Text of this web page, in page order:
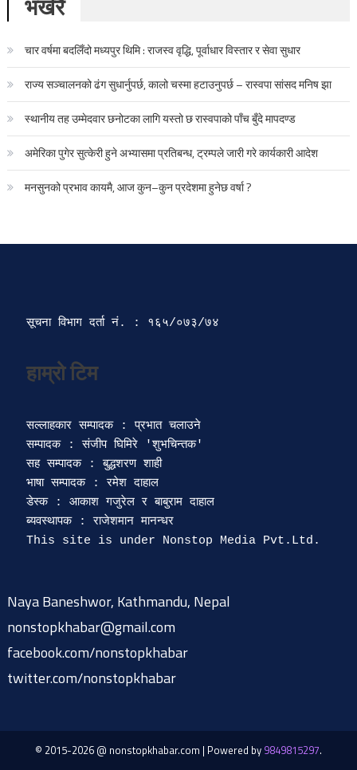
भर्खरै
चार वर्षमा बदलिँदो मध्यपुर थिमि : राजस्व वृद्धि, पूर्वाधार विस्तार र सेवा सुधार
राज्य सञ्चालनको ढंग सुधार्नुपर्छ, कालो चस्मा हटाउनुपर्छ – रास्वपा सांसद मनिष झा
स्थानीय तह उम्मेदवार छनोटका लागि यस्तो छ रास्वपाको पाँच बुँदे मापदण्ड
अमेरिका पुगेर सुत्केरी हुने अभ्यासमा प्रतिबन्ध, ट्रम्पले जारी गरे कार्यकारी आदेश
मनसुनको प्रभाव कायमै, आज कुन–कुन प्रदेशमा हुनेछ वर्षा ?
सूचना विभाग दर्ता‍ नं. : १६५/०७३/७४
हाम्रो टिम
सल्लाहकार सम्पादक : प्रभात चलाउने
सम्पादक : संजीप घिमिरे 'शुभचिन्तक'
सह सम्पादक : बुद्धशरण शाही
भाषा सम्पादक : रमेश दाहाल
डेस्क : आकाश गजुरेल र बाबुराम दाहाल
ब्यवस्थापक : राजेशमान मानन्धर
Naya Baneshwor, Kathmandu, Nepal
nonstopkhabar@gmail.com
facebook.com/nonstopkhabar
twitter.com/nonstopkhabar
© 2015-2026 @ nonstopkhabar.com | Powered by 9849815297.